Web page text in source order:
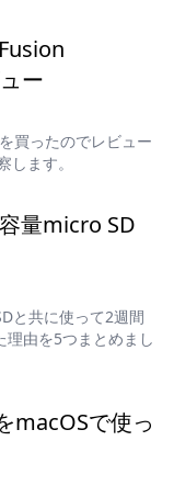
ー
買ったのでレビュー
ます。
量micro SD
と共に使って2週間
由を5つまとめまし
macOSで使っ